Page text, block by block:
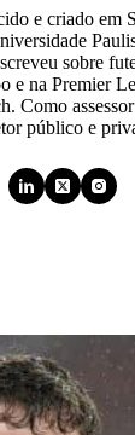
e criado em
sobre
e na Premier
Como
público e